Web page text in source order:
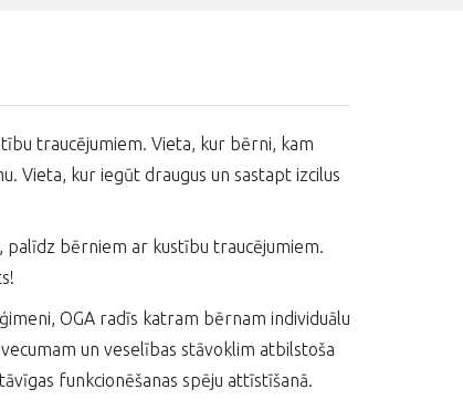
traucējumiem. Vieta, kur bērni, kam
Vieta, kur iegūt draugus un sastapt izcilus
palīdz bērniem ar kustību traucējumiem.
OGA radīs katram bērnam individuālu
un veselības stāvoklim atbilstoša
funkcionēšanas spēju attīstīšanā.